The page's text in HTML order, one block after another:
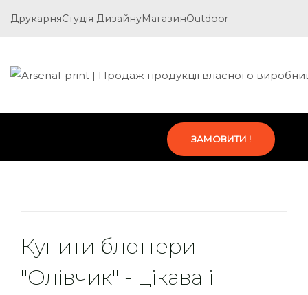
ДрукарняСтудія ДизайнуМагазинOutdoor
ЗАМОВИТИ !
Купити блоттери
"Олівчик" - цікава і